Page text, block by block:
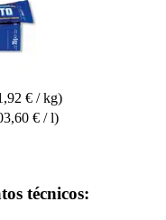
€ / kg)
€ / l)
técnicos: